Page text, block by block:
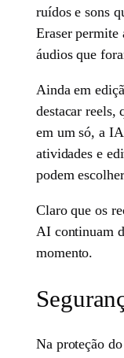
ruídos e sons
Eraser permite
áudios que
Ainda em
destacar reels,
em um só, a
atividades e
podem
Claro que os
AI continuam
momento.
Na proteção